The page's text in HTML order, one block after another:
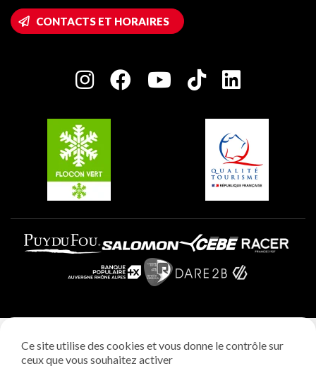
Accès Wifi
Maison des Propriétaires
Charte des Acteurs Engagés
Plagne 1800
Plagne Villages
Plagne Aime 2000
CONTACTS ET HORAIRES
Ce site utilise des cookies et vous donne le contrôle sur
ceux que vous souhaitez activer